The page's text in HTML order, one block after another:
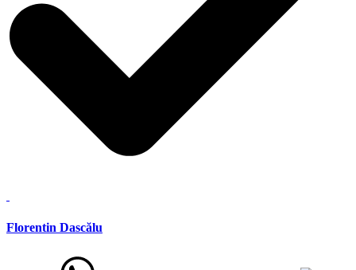
Florentin Dascălu